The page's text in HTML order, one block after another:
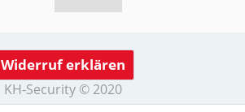
Widerruf erklären
KH-Security © 2020